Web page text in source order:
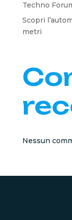
Techno
Scopri
metri
Nessun